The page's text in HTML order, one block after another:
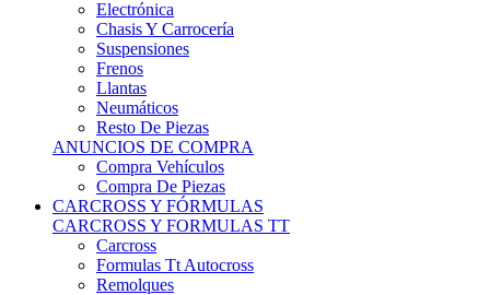
Suspensiones
Frenos
Llantas
Neumáticos
Resto De Piezas
ANUNCIOS DE COMPRA
Compra Vehículos
Compra De Piezas
CARCROSS Y FÓRMULAS
CARCROSS Y FORMULAS TT
Carcross
Formulas Tt Autocross
Remolques
PIEZAS Y EQUIPACIONES